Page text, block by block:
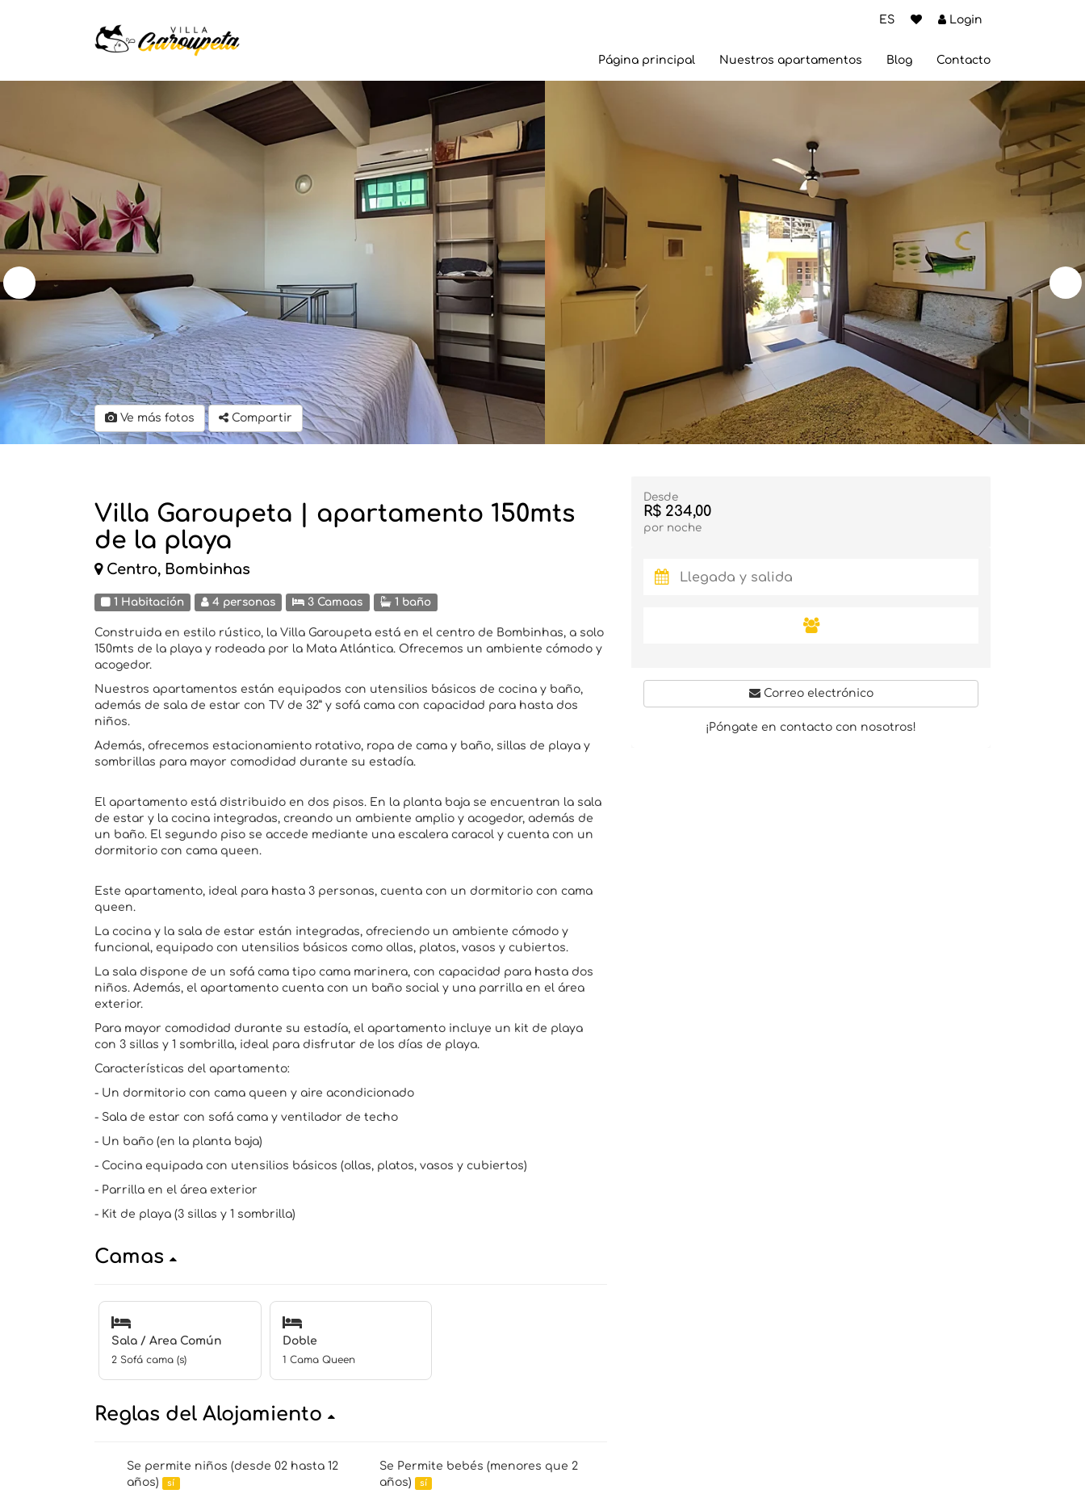
ES Login
Página principal Nuestros apartamentos Blog Contacto
Ve más fotos Compartir
Villa Garoupeta | apartamento 150mts
de la playa
Centro, Bombinhas
1 Habitación 4 personas 3 Camaas 1 baño
Construida en estilo rústico, la Villa Garoupeta está en el centro de Bombinhas, a solo
150mts de la playa y rodeada por la Mata Atlántica. Ofrecemos un ambiente cómodo y
acogedor.
Nuestros apartamentos están equipados con utensilios básicos de cocina y baño,
además de sala de estar con TV de 32” y sofá cama con capacidad para hasta dos
niños.
Además, ofrecemos estacionamiento rotativo, ropa de cama y baño, sillas de playa y
sombrillas para mayor comodidad durante su estadía.
El apartamento está distribuido en dos pisos. En la planta baja se encuentran la sala
de estar y la cocina integradas, creando un ambiente amplio y acogedor, además de
un baño. El segundo piso se accede mediante una escalera caracol y cuenta con un
dormitorio con cama queen.
Este apartamento, ideal para hasta 3 personas, cuenta con un dormitorio con cama
queen.
La cocina y la sala de estar están integradas, ofreciendo un ambiente cómodo y
funcional, equipado con utensilios básicos como ollas, platos, vasos y cubiertos.
La sala dispone de un sofá cama tipo cama marinera, con capacidad para hasta dos
niños. Además, el apartamento cuenta con un baño social y una parrilla en el área
exterior.
Para mayor comodidad durante su estadía, el apartamento incluye un kit de playa
con 3 sillas y 1 sombrilla, ideal para disfrutar de los días de playa.
Características del apartamento:
- Un dormitorio con cama queen y aire acondicionado
- Sala de estar con sofá cama y ventilador de techo
- Un baño (en la planta baja)
- Cocina equipada con utensilios básicos (ollas, platos, vasos y cubiertos)
- Parrilla en el área exterior
- Kit de playa (3 sillas y 1 sombrilla)
Camas
Sala / Area Común
2 Sofá cama (s)
Doble
1 Cama Queen
Reglas del Alojamiento
Se permite niños (desde 02 hasta 12
años)
sí
Se Permite bebés (menores que 2
años)
sí
Desde
R$ 234,00
por noche
Correo electrónico
¡Póngate en contacto con nosotros!